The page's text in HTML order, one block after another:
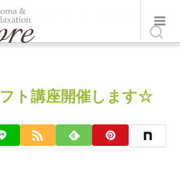
10月のアロマクラフト講座開催しま
ト講座開催します☆